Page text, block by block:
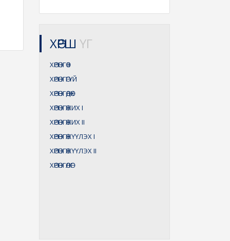
ХӨРШ ҮГ
ХӨРӨНГӨII
ХӨРӨНГӨГҮЙ
ХӨРӨНГӨДӨХ
ХӨРӨНГӨЖИХI
ХӨРӨНГӨЖИХII
ХӨРӨНГӨЖҮҮЛЭХI
ХӨРӨНГӨЖҮҮЛЭХII
ХӨРӨНГӨЛӨГ